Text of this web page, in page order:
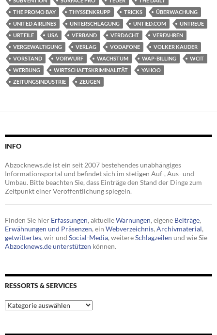
THE PROMO BAY
THYSSENKRUPP TRICKS
ÜBERWACHUNG
UNITED AIRLINES
UNTERSCHLAGUNG UNTIED.COM
UNTREUE
URTEILE
USA VERBAND VERDACHT
VERFAHREN
VERGEWALTIGUNG
VERLAG VODAFONE
VOLKER KAUDER
VORSTAND
VORWURF WACHSTUM WAP-BILLING
WCIT
WERBUNG
WIRTSCHAFTSKRIMINALITÄT
YAHOO
ZEITUNGSINDUSTRIE
ZEUGEN
INFO
Abzocknews.de ist ein seit 2007 bestehendes unabhängiges
Informationsportal und befindet sich im stetigen Auf-, Aus- und
Umbau. Bitte beachten Sie, dass Einträge den Stand der Dinge zum
Zeitpunkt einer Veröffentlichung spiegeln.
Finden Sie hier Erfassungen, aktuelleWarnungen, eigene Beiträge,
Erwähnungen und Präsenzen, ein Webverzeichnis, Archivmaterial,
getwittertes, wir und Social-Media, weitereSchlagzeilen und wie Sie
Abzocknews.de unterstützen können.
RESSORTS & SERVICES
Ressorts
&